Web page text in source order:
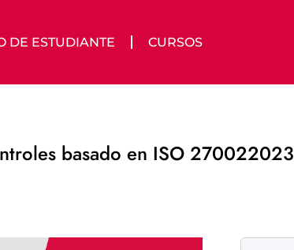
DE ESTUDIANTE CURSOS
basado en ISO 270022023